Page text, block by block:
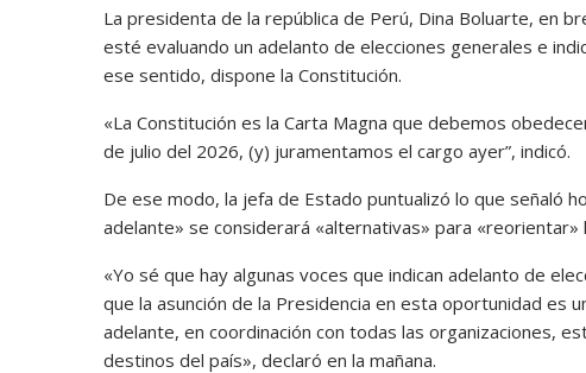
La presidenta de la república de Perú, Dina Boluarte, en
esté evaluando un adelanto de elecciones generales e
ese sentido, dispone la Constitución.
«La Constitución es la Carta Magna que debemos
de julio del 2026, (y) juramentamos el cargo ayer”, indicó.
De ese modo, la jefa de Estado puntualizó lo que señaló
adelante» se considerará «alternativas» para «reorientar»
«Yo sé que hay algunas voces que indican adelanto de
que la asunción de la Presidencia en esta oportunidad es
adelante, en coordinación con todas las organizaciones,
destinos del país», declaró en la mañana.